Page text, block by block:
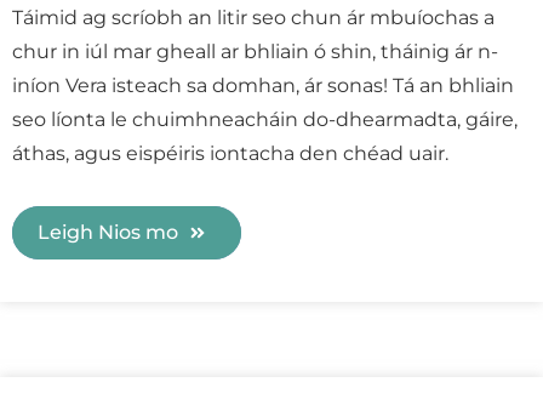
Táimid ag scríobh an litir seo chun ár mbuíochas a
chur in iúl mar gheall ar bhliain ó shin, tháinig ár n-
iníon Vera isteach sa domhan, ár sonas! Tá an bhliain
seo líonta le chuimhneacháin do-dhearmadta, gáire,
áthas, agus eispéiris iontacha den chéad uair.
Leigh Nios mo